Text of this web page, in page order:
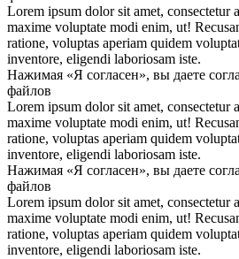
Lorem ipsum dolor sit amet, consectetur
maxime voluptate modi enim, ut!
ratione, voluptas aperiam quidem
inventore, eligendi laboriosam iste.
Нажимая «Я согласен», вы даете
файлов
Lorem ipsum dolor sit amet, consectetur
maxime voluptate modi enim, ut!
ratione, voluptas aperiam quidem
inventore, eligendi laboriosam iste.
Нажимая «Я согласен», вы даете
файлов
Lorem ipsum dolor sit amet, consectetur
maxime voluptate modi enim, ut!
ratione, voluptas aperiam quidem
inventore, eligendi laboriosam iste.